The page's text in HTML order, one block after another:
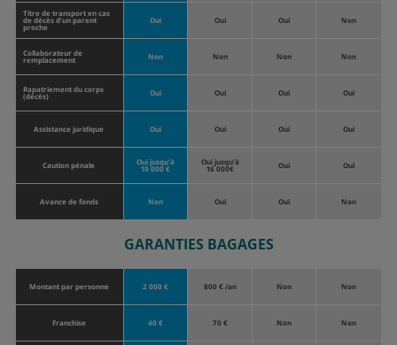
Titre de transport en cas
de décès d’un parent
proche
Oui Oui Oui Non
Collaborateur de
remplacement Non Non Non Non
Rapatriement du corps
(décès) Oui Oui Oui Oui
Assistance juridique Oui Oui Oui Oui
Caution pénale Oui jusqu’à
10 000 €
Oui jusqu’à
16 000€ Oui Oui
Avance de fonds Non Oui Oui Non
GARANTIES BAGAGES
Montant par personne 2 000 € 800 € /an Non Non
Franchise 40 € 70 € Non Non